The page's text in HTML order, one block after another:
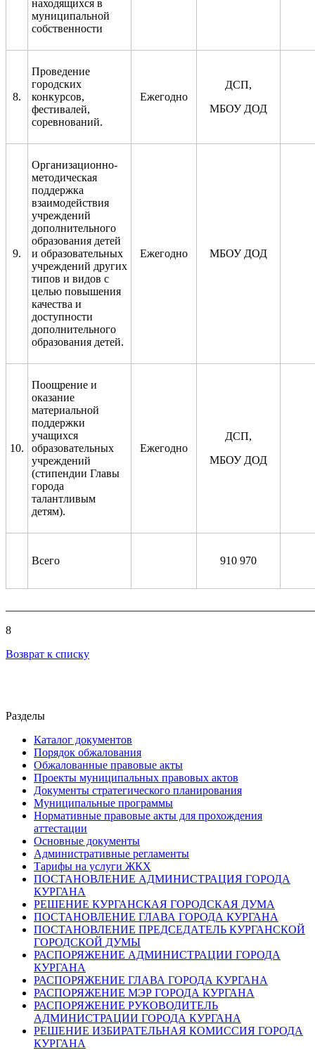
находящихся в
муниципальной
собственности
8.
Проведение
городских
конкурсов,
фестивалей,
соревнований.
Ежегодно
ДСП,
МБОУ ДОД
9.
Организационно-
методическая
поддержка
взаимодействия
учреждений
дополнительного
образования детей
и образовательных
учреждений других
типов и видов с
целью повышения
качества и
доступности
дополнительного
образования детей.
Ежегодно МБОУ ДОД
10.
Поощрение и
оказание
материальной
поддержки
учащихся
образовательных
учреждений
(стипендии Главы
города
талантливым
детям).
Ежегодно
ДСП,
МБОУ ДОД
Всего 910 970
8
Возврат к списку
Разделы
Каталог документов
Порядок обжалования
Обжалованные правовые акты
Проекты муниципальных правовых актов
Документы стратегического планирования
Муниципальные программы
Нормативные правовые акты для прохождения
аттестации
Основные документы
Административные регламенты
Тарифы на услуги ЖКХ
ПОСТАНОВЛЕНИЕ АДМИНИСТРАЦИЯ ГОРОДА
КУРГАНА
РЕШЕНИЕ КУРГАНСКАЯ ГОРОДСКАЯ ДУМА
ПОСТАНОВЛЕНИЕ ГЛАВА ГОРОДА КУРГАНА
ПОСТАНОВЛЕНИЕ ПРЕДСЕДАТЕЛЬ КУРГАНСКОЙ
ГОРОДСКОЙ ДУМЫ
РАСПОРЯЖЕНИЕ АДМИНИСТРАЦИИ ГОРОДА
КУРГАНА
РАСПОРЯЖЕНИЕ ГЛАВА ГОРОДА КУРГАНА
РАСПОРЯЖЕНИЕ МЭР ГОРОДА КУРГАНА
РАСПОРЯЖЕНИЕ РУКОВОДИТЕЛЬ
АДМИНИСТРАЦИИ ГОРОДА КУРГАНА
РЕШЕНИЕ ИЗБИРАТЕЛЬНАЯ КОМИССИЯ ГОРОДА
КУРГАНА